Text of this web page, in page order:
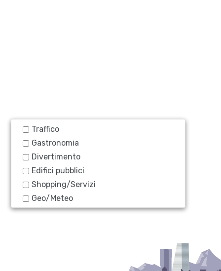
Traffico
Gastronomia
Divertimento
Edifici pubblici
Shopping/Servizi
Geo/Meteo